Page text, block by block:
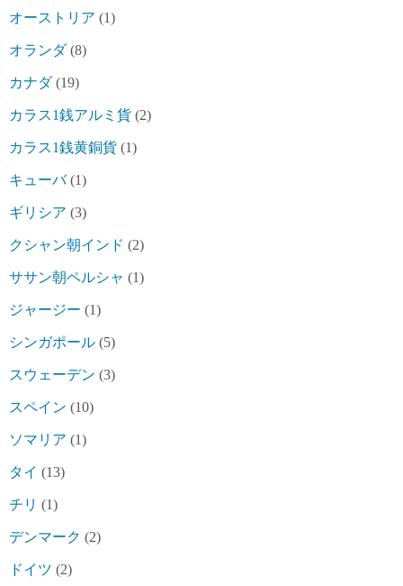
オーストリア (1)
オランダ(8)
カナダ(19)
カラス1銭アルミ貨 (2)
カラス1銭黄銅貨 (1)
キューバ(1)
ギリシア (3)
クシャン朝インド (2)
ササン朝ペルシャ (1)
ジャージー (1)
シンガポール (5)
スウェーデン (3)
スペイン (10)
ソマリア (1)
タイ (13)
チリ (1)
デンマーク (2)
ドイツ (2)